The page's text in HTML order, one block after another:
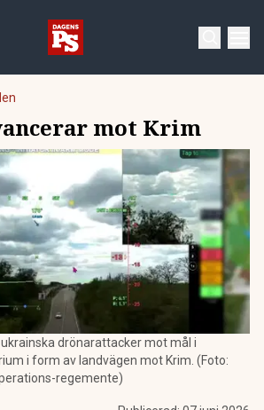
mot Krim
drönarattacker mot mål i
i form av landvägen mot Krim. (Foto:
regemente)